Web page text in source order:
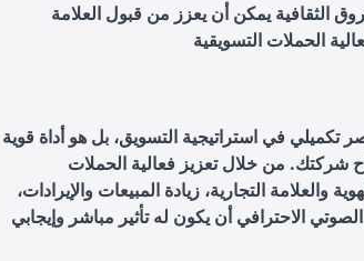
الثقافية يمكن أن يعزز من قبول العلامة
تكميلي في استراتيجية التسويق، بل هو أداة قوية
شركتك. من خلال تعزيز فعالية الحملات
والعلامة التجارية، زيادة المبيعات والإيرادات،
الاحترافي أن يكون له تأثير مباشر وإيجابي